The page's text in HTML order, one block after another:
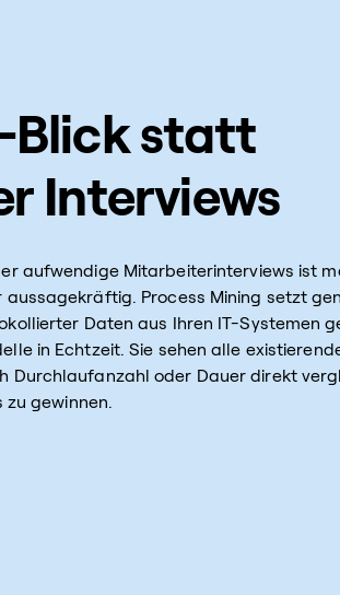
Blick statt
Interviews
aufwendige Mitarbeiterinterviews ist
aussagekräftig. Process Mining setzt
Daten aus Ihren IT-Systemen
in Echtzeit. Sie sehen alle
Durchlaufanzahl oder Dauer direkt
gewinnen.